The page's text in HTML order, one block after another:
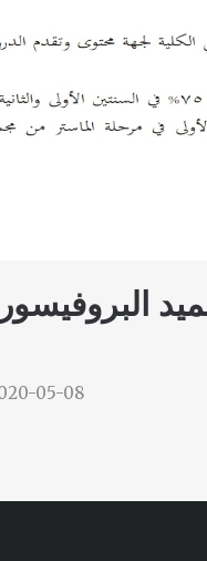
العميد
05-08